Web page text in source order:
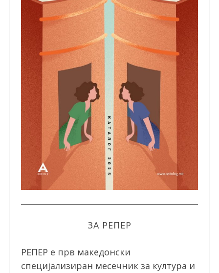
ЗА РЕПЕР
РЕПЕР e прв македонски
специјализиран месечник за култура и